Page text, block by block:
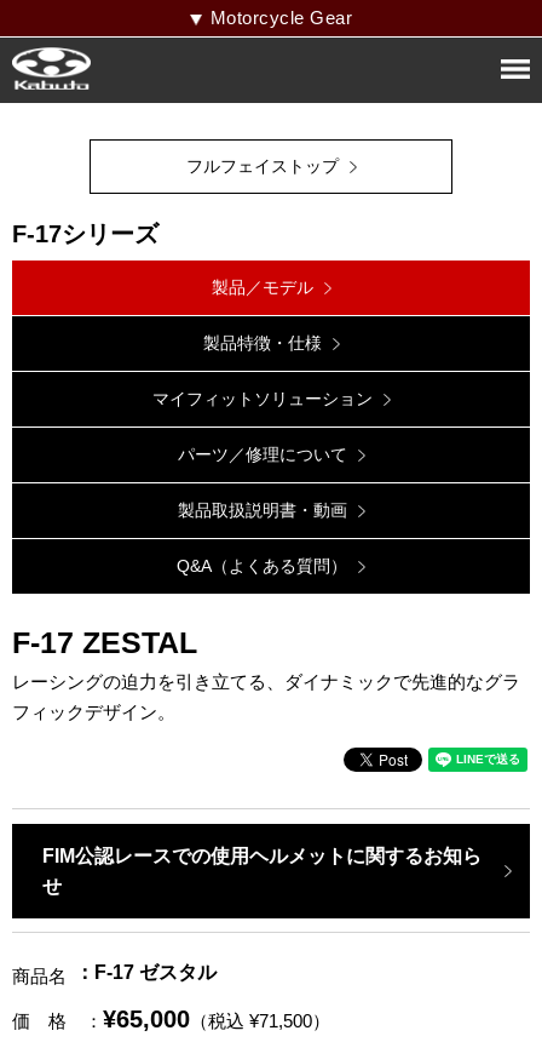
Motorcycle Gear
フルフェイストップ
F-17シリーズ
製品／モデル
製品特徴・仕様
マイフィットソリューション
パーツ／修理について
製品取扱説明書・動画
Q&A（よくある質問）
F-17 ZESTAL
レーシングの迫力を引き立てる、ダイナミックで先進的なグラ
フィックデザイン。
FIM公認レースでの使用ヘルメットに関するお知ら
せ
商品名 ：F-17 ゼスタル
価 格 ： ¥65,000 （税込 ¥71,500）